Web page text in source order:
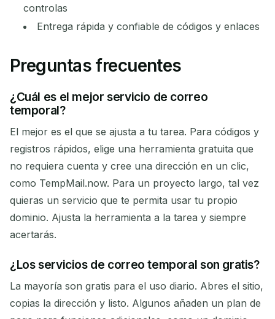
controlas
Entrega rápida y confiable de códigos y enlaces
Preguntas frecuentes
¿Cuál es el mejor servicio de correo
temporal?
El mejor es el que se ajusta a tu tarea. Para códigos y
registros rápidos, elige una herramienta gratuita que
no requiera cuenta y cree una dirección en un clic,
como TempMail.now. Para un proyecto largo, tal vez
quieras un servicio que te permita usar tu propio
dominio. Ajusta la herramienta a la tarea y siempre
acertarás.
¿Los servicios de correo temporal son gratis?
La mayoría son gratis para el uso diario. Abres el sitio,
copias la dirección y listo. Algunos añaden un plan de